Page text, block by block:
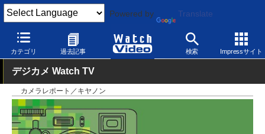
Powered by Translate
カテゴリ 過去記事 検索 Impressサイト
Watch Video カメラ デジタルカメラ
デジカメ Watch TV
カメラレポート／キヤノン